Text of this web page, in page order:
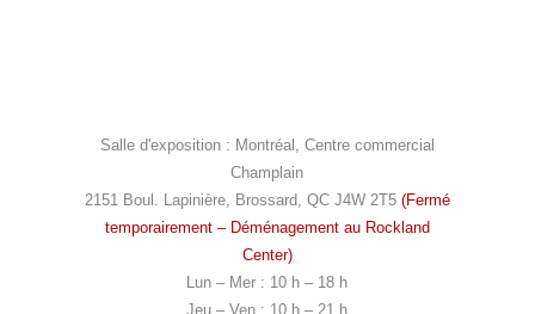
Salle d'exposition : Montréal, Centre commercial
Champlain
2151 Boul. Lapinière, Brossard, QC J4W 2T5 (Fermé
temporairement – Déménagement au Rockland
Center)
Lun – Mer : 10 h – 18 h
Jeu – Ven : 10 h – 21 h